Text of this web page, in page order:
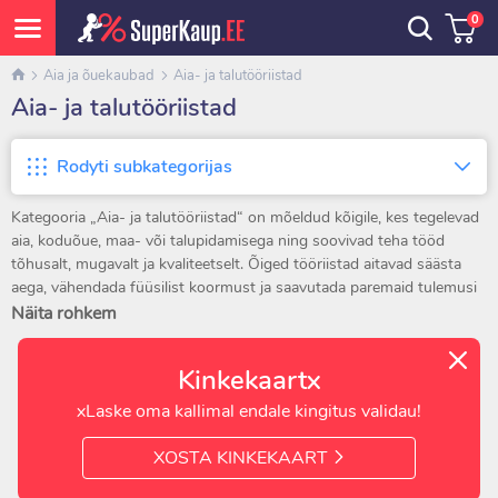
0
Aia ja õuekaubad Aia- ja talutööriistad
Aia- ja talutööriistad
Rodyti subkategorijas
Kategooria „Aia- ja talutööriistad“ on mõeldud kõigile, kes tegelevad
aia, koduõue, maa- või talupidamisega ning soovivad teha tööd
tõhusalt, mugavalt ja kvaliteetselt. Õiged tööriistad aitavad säästa
aega, vähendada füüsilist koormust ja saavutada paremaid tulemusi
nii väikestes koduaedades kui ka suurematel maatükkidel. Siit leiate
tööriistad mulla kaevamiseks ja hooldamiseks, taimede istutamiseks,
erinevateks igapäevasteks talutöödeks.
Käsitööriistad on iga aedniku põhivahendid. Labidad, istutuslabidad,
kõplad ja kirbid aitavad ette valmistada istutuspeenraid, parandada
mulla struktuuri ja eemaldada umbrohtu. Need tööriistad on olulised
Näita rohkem
Kinkekaartx
xLaske oma kallimal endale kingitus validau!
XOSTA KINKEKAART